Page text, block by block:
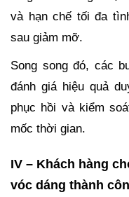
và hạn chế tối đa
sau giảm mỡ.
Song song đó, các
đánh giá hiệu quả
phục hồi và kiểm
mốc thời gian.
IV – Khách hàng
vóc dáng thành